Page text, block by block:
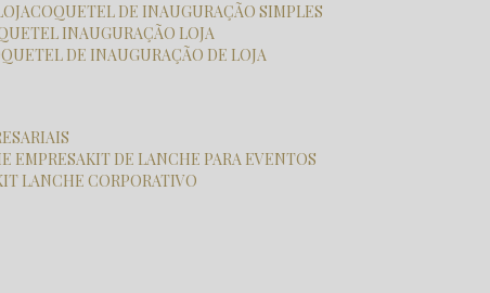
COQUETEL DE INAUGURAÇÃO SIMPLES
INAUGURAÇÃO LOJA
DE INAUGURAÇÃO DE LOJA
EMPRESA KIT DE LANCHE PARA EVENTOS
KIT LANCHE CORPORATIVO